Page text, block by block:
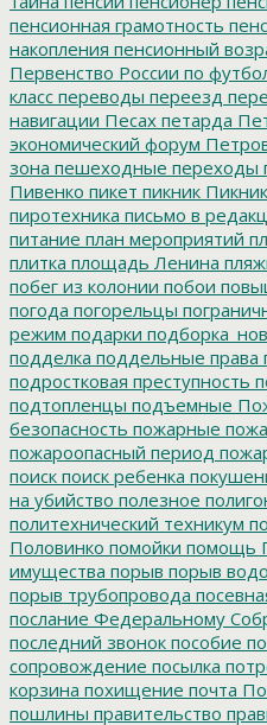
пенсионная грамотность
накопления пенсионный
Первенство России по
класс переводы переезд
навигации Песах петарда
экономический форум
зона пешеходные переходы
Пивенко пикет пикник
пиротехника письмо в
питание план мероприятий
плитка площадь Ленина
побег из колонии побои
погода погорельцы
режим подарки
подделка поддельные права
подростковая преступность
подтопленцы подъемные
безопасность пожарные
пожароопасный период
поиск поиск ребенка
на убийство полезное
политехнический техникум
Половинко помойки помощь
имущества порыв порыв
порыв трубопровода
послание Федеральному
последний звонок пособие
сопровождение посылка
корзина похищение почта
пошлины правительство